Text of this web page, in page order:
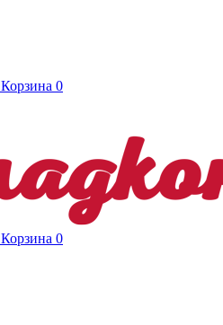
Корзина 0
Корзина 0